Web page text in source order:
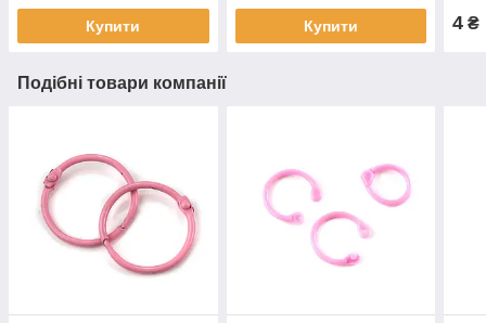
Купити Купити 4 ₴
Подібні товари компанії